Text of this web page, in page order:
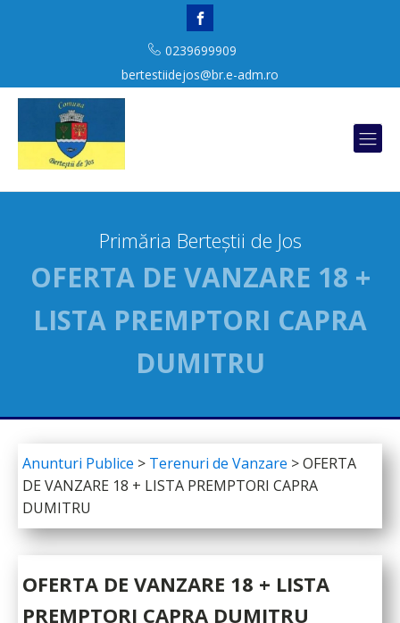
0239699909
bertestiidejos@br.e-adm.ro
Primăria Berteștii de Jos
OFERTA DE VANZARE 18 +
LISTA PREMPTORI CAPRA
DUMITRU
Anunturi Publice > Terenuri de Vanzare >OFERTA
DE VANZARE 18 + LISTA PREMPTORI CAPRA
DUMITRU
OFERTA DE VANZARE 18 + LISTA
PREMPTORI CAPRA DUMITRU